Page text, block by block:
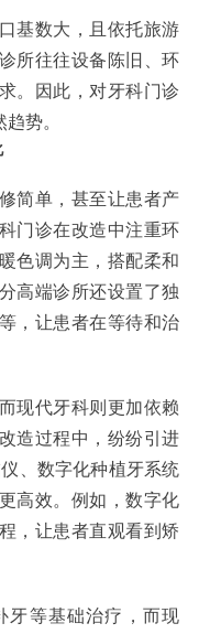
基数大，且依托旅游
所往往设备陈旧、环
。因此，对牙科门诊
势。
简单，甚至让患者产
门诊在改造中注重环
色调为主，搭配柔和
高端诊所还设置了独
，让患者在等待和治
现代牙科则更加依赖
造过程中，纷纷引进
、数字化种植牙系统
高效。例如，数字化
，让患者直观看到矫
牙等基础治疗，而现